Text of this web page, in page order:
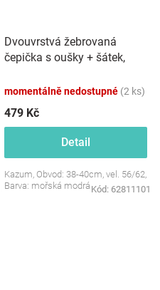
Dvouvrstvá žebrovaná
čepička s oušky + šátek,
momentálně nedostupné (2 ks)
479 Kč
Detail
Kazum, Obvod: 38-40cm, vel. 56/62,
Barva: mořská modrá Kód: 62811101